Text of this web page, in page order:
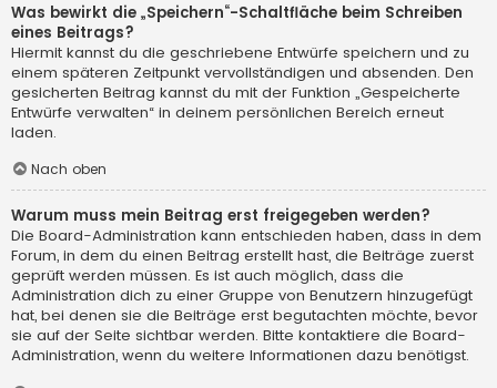
Was bewirkt die „Speichern“-Schaltfläche beim Schreiben
eines Beitrags?
Hiermit kannst du die geschriebene Entwürfe speichern und zu
einem späteren Zeitpunkt vervollständigen und absenden. Den
gesicherten Beitrag kannst du mit der Funktion „Gespeicherte
Entwürfe verwalten“ in deinem persönlichen Bereich erneut
laden.
Nach oben
Warum muss mein Beitrag erst freigegeben werden?
Die Board-Administration kann entschieden haben, dass in dem
Forum, in dem du einen Beitrag erstellt hast, die Beiträge zuerst
geprüft werden müssen. Es ist auch möglich, dass die
Administration dich zu einer Gruppe von Benutzern hinzugefügt
hat, bei denen sie die Beiträge erst begutachten möchte, bevor
sie auf der Seite sichtbar werden. Bitte kontaktiere die Board-
Administration, wenn du weitere Informationen dazu benötigst.